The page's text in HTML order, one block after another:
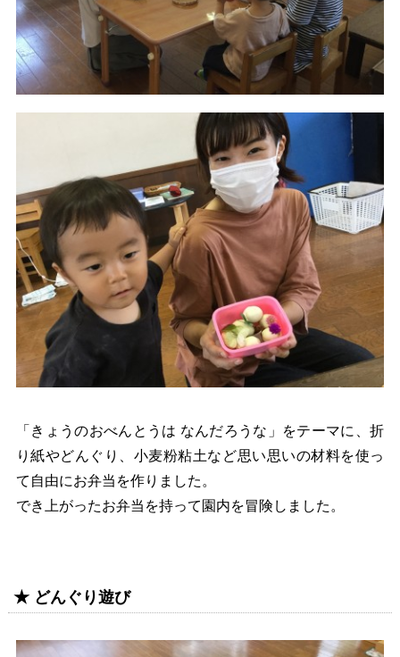
「きょうのおべんとうは なんだろうな」をテーマに、折
り紙やどんぐり、小麦粉粘土など思い思いの材料を使っ
て自由にお弁当を作りました。
でき上がったお弁当を持って園内を冒険しました。
★ どんぐり遊び